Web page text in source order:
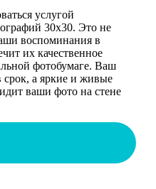
услугой
30х30. Это не
воспоминания в
их качественное
фотобумаге. Ваш
срок, а яркие и живые
ваши фото на стене